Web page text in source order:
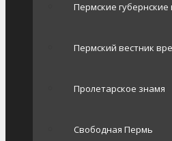
Пермские губернские
Пермский вестник
Пролетарское знамя
Свободная Пермь